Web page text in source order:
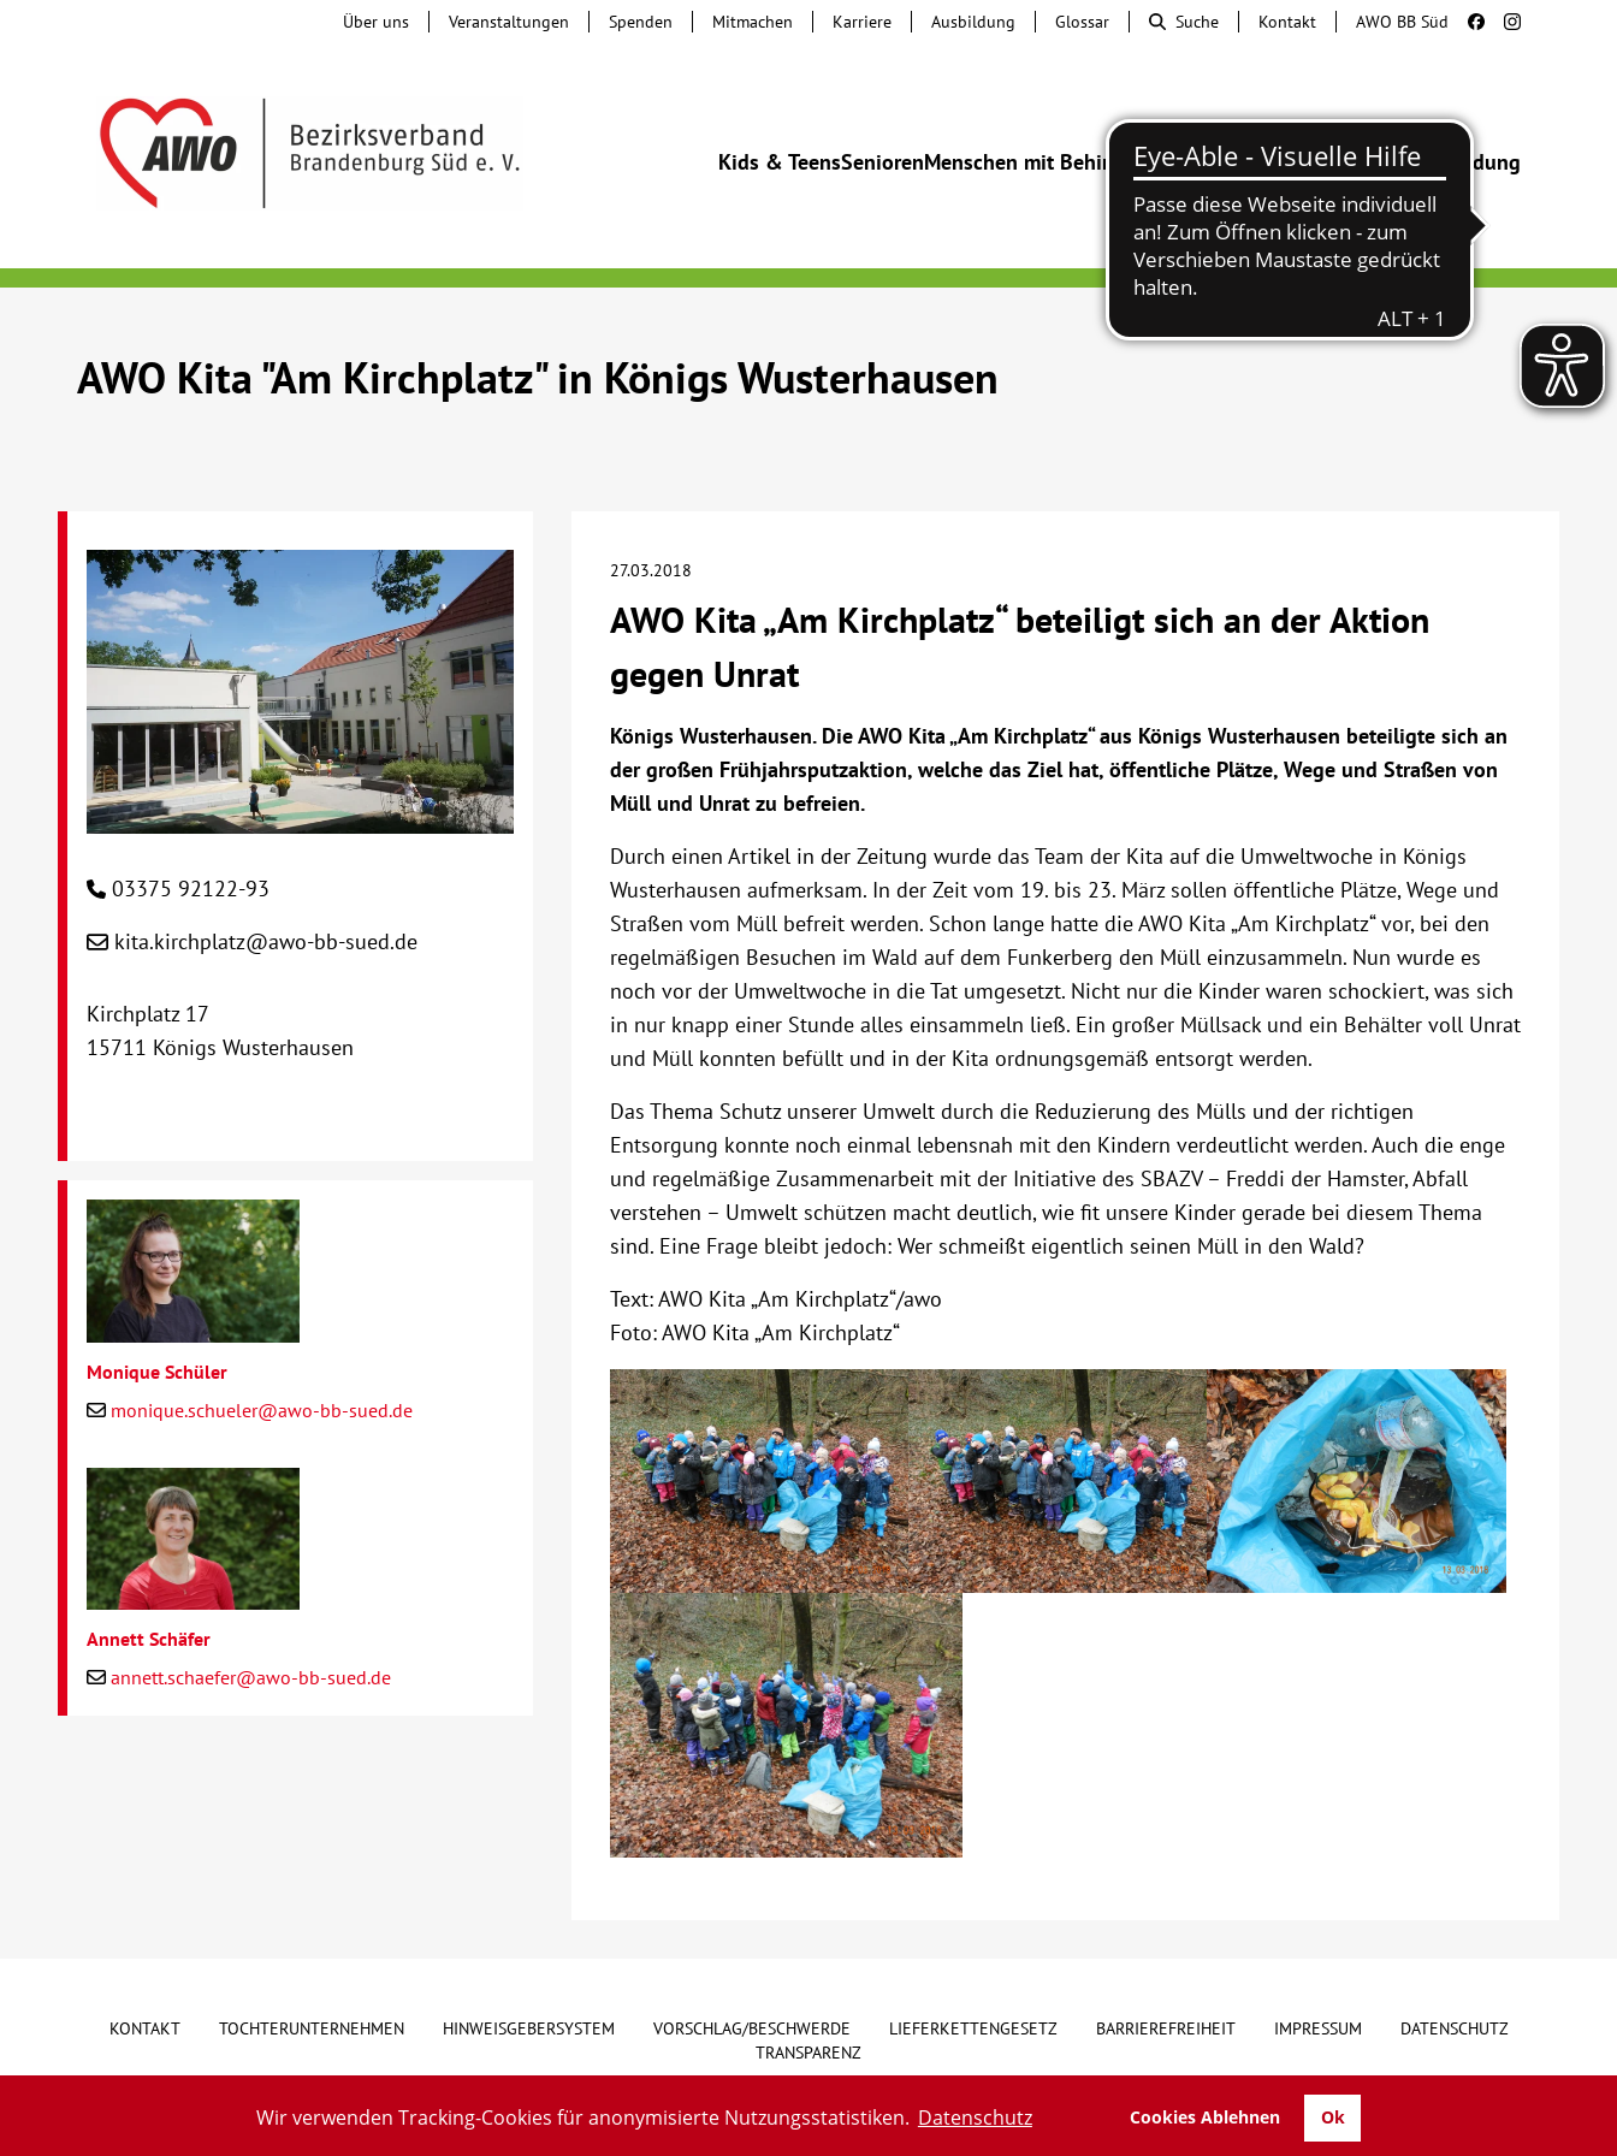
Wir verwenden Tracking-Cookies für anonymisierte Nutzungsstatistiken. Datenschutz Cookies Ablehnen Ok
Kids & TeensSeniorenMenschen mit BehinderungBeratung & HilfeBegegnung Bildung
Über uns Veranstaltungen Spenden Mitmachen Karriere Ausbildung Glossar Suche Kontakt AWO BB Süd
AWO Kita "Am Kirchplatz" in Königs Wusterhausen
27.03.2018
AWO Kita „Am Kirchplatz“ beteiligt sich an der Aktion
gegen Unrat
Königs Wusterhausen. Die AWO Kita „Am Kirchplatz“ aus Königs Wusterhausen beteiligte sich an
der großen Frühjahrsputzaktion, welche das Ziel hat, öffentliche Plätze, Wege und Straßen von
Müll und Unrat zu befreien.
Durch einen Artikel in der Zeitung wurde das Team der Kita auf die Umweltwoche in Königs
Wusterhausen aufmerksam. In der Zeit vom 19. bis 23. März sollen öffentliche Plätze, Wege und
Straßen vom Müll befreit werden. Schon lange hatte die AWO Kita „Am Kirchplatz“ vor, bei den
regelmäßigen Besuchen im Wald auf dem Funkerberg den Müll einzusammeln. Nun wurde es
noch vor der Umweltwoche in die Tat umgesetzt. Nicht nur die Kinder waren schockiert, was sich
in nur knapp einer Stunde alles einsammeln ließ. Ein großer Müllsack und ein Behälter voll Unrat
und Müll konnten befüllt und in der Kita ordnungsgemäß entsorgt werden.
Das Thema Schutz unserer Umwelt durch die Reduzierung des Mülls und der richtigen
Entsorgung konnte noch einmal lebensnah mit den Kindern verdeutlicht werden. Auch die enge
und regelmäßige Zusammenarbeit mit der Initiative des SBAZV – Freddi der Hamster, Abfall
verstehen – Umwelt schützen macht deutlich, wie fit unsere Kinder gerade bei diesem Thema
sind. Eine Frage bleibt jedoch: Wer schmeißt eigentlich seinen Müll in den Wald?
Text: AWO Kita „Am Kirchplatz“/awo
Foto: AWO Kita „Am Kirchplatz“
03375 92122-93
kita.kirchplatz@awo-bb-sued.de
Kirchplatz 17
15711 Königs Wusterhausen
Monique Schüler
monique.schueler@awo-bb-sued.de
Annett Schäfer
annett.schaefer@awo-bb-sued.de
KONTAKT TOCHTERUNTERNEHMEN HINWEISGEBERSYSTEM VORSCHLAG/BESCHWERDE LIEFERKETTENGESETZ BARRIEREFREIHEIT IMPRESSUM
DATENSCHUTZ
TRANSPARENZ